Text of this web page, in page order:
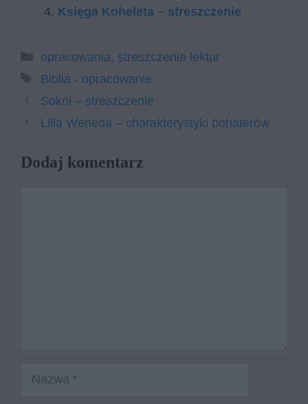
Księga Koheleta – streszczenie
Kategorie
opracowania, streszczenia lektur
Tagi
Biblia - opracowanie
Sokół – streszczenie
Lilla Weneda – charakterystyki bohaterów
Dodaj komentarz
Nazwa